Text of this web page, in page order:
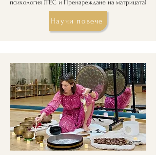
психология (ТЕС и Пренареждане на матрицата)
Научи повече